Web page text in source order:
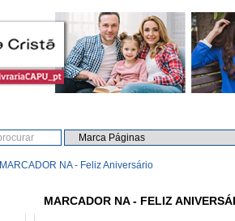
MARCADOR NA - Feliz Aniversário
MARCADOR NA - FELIZ